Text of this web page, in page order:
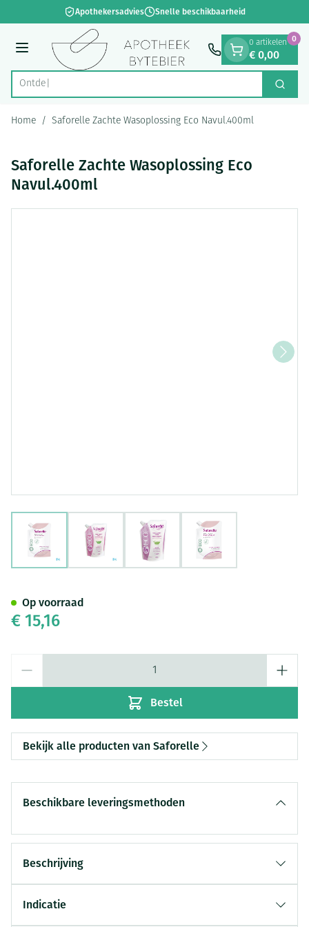
Ga naar de inhoudApothekersadvies Snelle beschikbaarheid
Menu
Product, merk, categorie... Zoek
0 artikelen
€ 0,00
0
Home / Saforelle Zachte Wasoplossing Eco Navul.400ml
Saforelle Zachte Wasoplossing Eco
Navul.400ml
View larger imageView larger imageView larger image
€ 15,16
Bestel
Op voorraad
Bekijk alle producten van Saforelle
Beschikbare leveringsmethoden
Beschrijving
reinigt zacht en kalmeert irritaties
Indicatie